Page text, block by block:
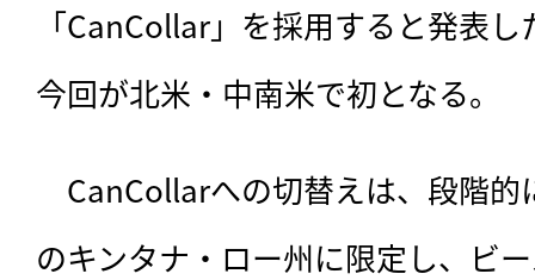
「CanCollar」を採用すると発表
今回が北米・中南米で初となる。
CanCollarへの切替えは、 段階的
のキンタナ・ロー州に限定し、ビ